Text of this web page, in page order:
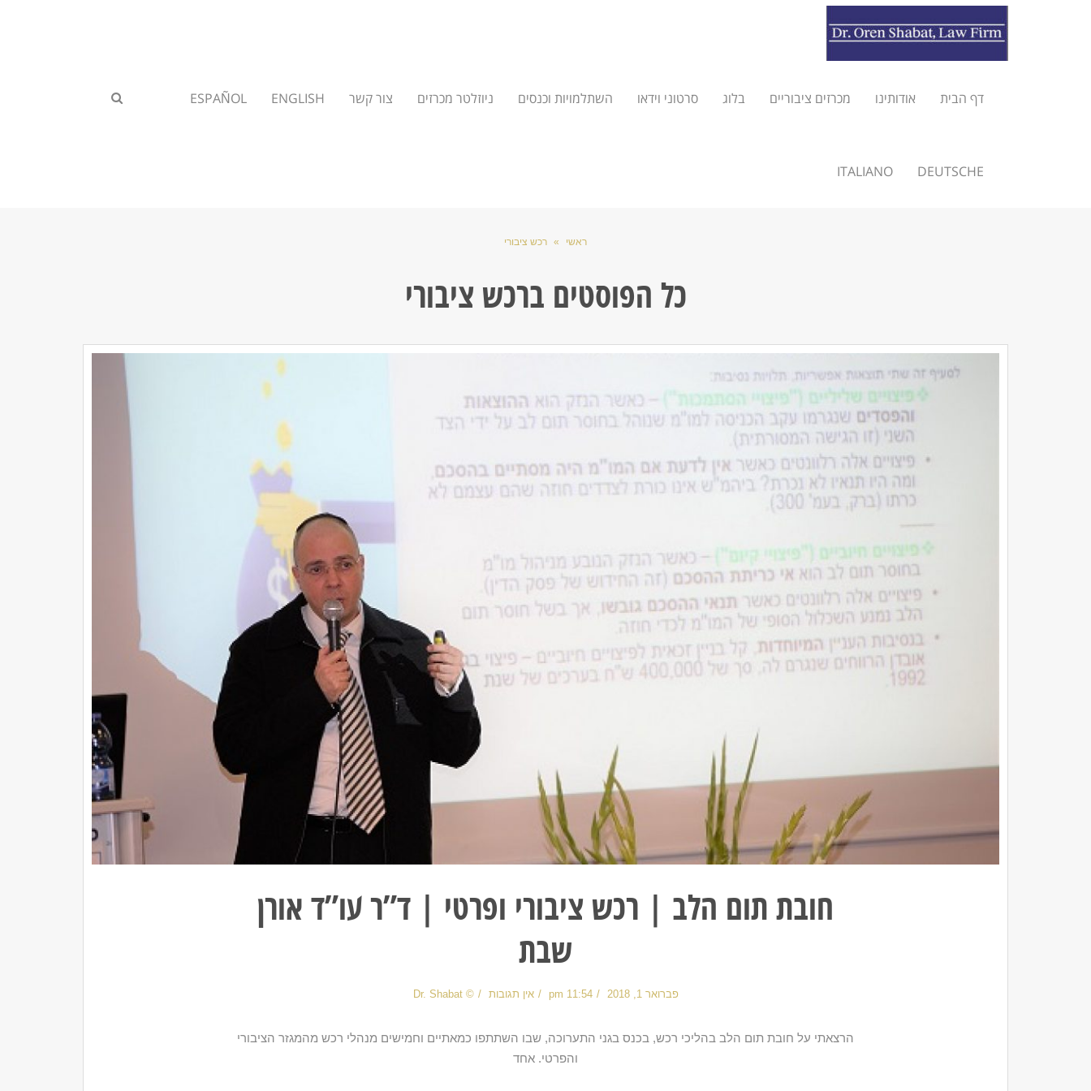
דף הבית אודותינו מכרזים ציבוריים בלוג סרטוני וידאו השתלמויות וכנסים ניוזלטר מכרזים צור קשר ENGLISH
ESPAÑOL
DEUTSCHE
ITALIANO
ראשי » רכש ציבורי
כל הפוסטים ברכש ציבורי
חובת תום הלב | רכש ציבורי ופרטי | ד”ר עו”ד אורן
שבת
פברואר 1, 2018 11:54 pm אין תגובות © Dr. Shabat
הרצאתי על חובת תום הלב בהליכי רכש, בכנס בגני התערוכה, שבו השתתפו כמאתיים וחמישים מנהלי רכש מהמגזר הציבורי
והפרטי. אחד